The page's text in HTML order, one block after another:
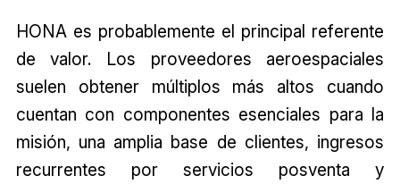
HONA es probablemente el principal referente
de valor. Los proveedores aeroespaciales
suelen obtener múltiplos más altos cuando
cuentan con componentes esenciales para la
misión, una amplia base de clientes, ingresos
recurrentes por servicios posventa y